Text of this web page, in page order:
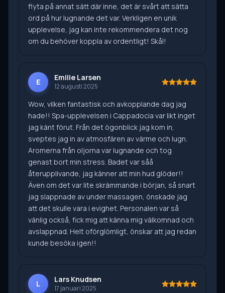
flyta på annat sätt där inne, det är svårt att sätta
ord på hur lugnande det var. Verkligen en unik
upplevelse, jag kan inte rekommendera det nog
om du behöver koppla av ordentligt! Skål!
E Emilie Larsen
12 augusti 2025
Wow, vilken fantastisk och avkopplande dag jag
hade!! Spa-upplevelsen i Cappadocia var likt inget
jag känt förut. Från det ögonblick jag kom in,
sveptes jag in av atmosfären av värme och lugn.
Aromerna från oljorna var lugnande och tog
genast bort min stress. Badet var såå
återupplivande, jag känner att min hud glöder!!
Även om det var lite skrämmande i början, så snart
jag slappnade av under massagen, önskade jag
att det skulle vara i evighet. Personalen var så
vänlig också, fick mig att känna mig välkomnad och
avslappnad. Helt oförglömligt, önskar att jag redan
kunde besöka igen!!
L Lars Knudsen
17 januari 2025